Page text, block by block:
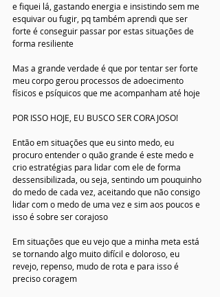
e fiquei lá, gastando energia e insistindo sem me
esquivar ou fugir, pq também aprendi que ser
forte é conseguir passar por estas situações de
forma resiliente
Mas a grande verdade é que por tentar ser forte
meu corpo gerou processos de adoecimento
físicos e psíquicos que me acompanham até hoje
POR ISSO HOJE, EU BUSCO SER CORAJOSO!
Então em situações que eu sinto medo, eu
procuro entender o quão grande é este medo e
crio estratégias para lidar com ele de forma
dessensibilizada, ou seja, sentindo um pouquinho
do medo de cada vez, aceitando que não consigo
lidar com o medo de uma vez e sim aos poucos e
isso é sobre ser corajoso
Em situações que eu vejo que a minha meta está
se tornando algo muito difícil e doloroso, eu
revejo, repenso, mudo de rota e para isso é
preciso coragem